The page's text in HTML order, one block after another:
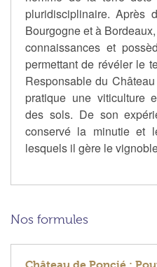
pluridisciplinaire. Après
Bourgogne et à
connaissances et
permettant de révéler le
Responsable du
pratique une viticulture
des sols. De son
conservé la minutie et
lesquels il gère le
Nos formules